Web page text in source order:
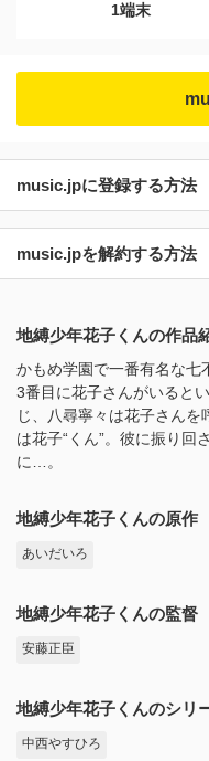
1端末
music.jpに登録する方法
music.jpを解約する方法
地縛少年花子くんの作品
かもめ学園で一番有名な七
3番目に花子さんがいると
じ、八尋寧々は花子さん
は花子“くん”。彼に振り回
に…。
地縛少年花子くんの原作
あいだいろ
地縛少年花子くんの監督
安藤正臣
地縛少年花子くんのシリ
中西やすひろ